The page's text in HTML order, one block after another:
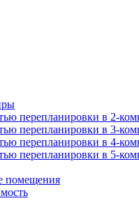
перепланировки в 2-
перепланировки в 3-
перепланировки в 4-
перепланировки в 5-
помещения